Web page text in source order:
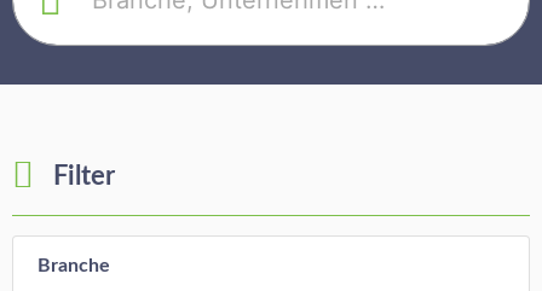
Filter
Branche